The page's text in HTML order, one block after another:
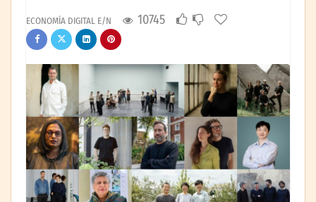
ECONOMÍA DIGITAL E/N 10745